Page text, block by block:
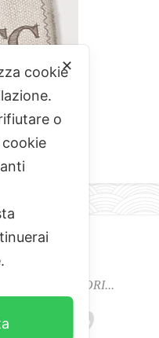
ODORI E SAPORI...
CIBO
✕
cookie
o